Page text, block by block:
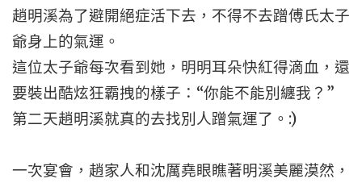
趙明溪為了避開絕症活下去，不得不去蹭傅氏太子
爺身上的氣運。
這位太子爺每次看到她，明明耳朵快紅得滴血，還
要裝出酷炫狂霸拽的樣子：“你能不能別纏我？”
第二天趙明溪就真的去找別人蹭氣運了。:)
一次宴會，趙家人和沈厲堯眼瞧著明溪美麗漠然，